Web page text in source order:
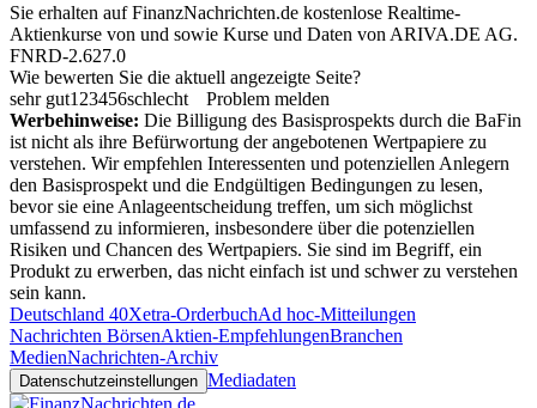
Sie erhalten auf FinanzNachrichten.de kostenlose Realtime-
Aktienkurse von und sowie Kurse und Daten von ARIVA.DE AG.
FNRD-2.627.0
Wie bewerten Sie die aktuell angezeigte Seite?
sehr gut1 23456schlecht
Problem melden
Werbehinweise: Die Billigung des Basisprospekts durch die BaFin
ist nicht als ihre Befürwortung der angebotenen Wertpapiere zu
verstehen. Wir empfehlen Interessenten und potenziellen Anlegern
den Basisprospekt und die Endgültigen Bedingungen zu lesen,
bevor sie eine Anlageentscheidung treffen, um sich möglichst
umfassend zu informieren, insbesondere über die potenziellen
Risiken und Chancen des Wertpapiers. Sie sind im Begriff, ein
Produkt zu erwerben, das nicht einfach ist und schwer zu verstehen
sein kann.
Deutschland 40Xetra-OrderbuchAd hoc-Mitteilungen
Nachrichten BörsenAktien-EmpfehlungenBranchen
MedienNachrichten-Archiv
Datenschutzeinstellungen Mediadaten